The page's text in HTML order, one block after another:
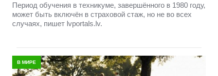
Период обучения в техникуме, завершённого в 1980 году,
может быть включён в страховой стаж, но не во всех
случаях, пишет lvportals.lv.
В МИРЕ